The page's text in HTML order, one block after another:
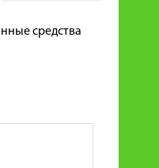
средства